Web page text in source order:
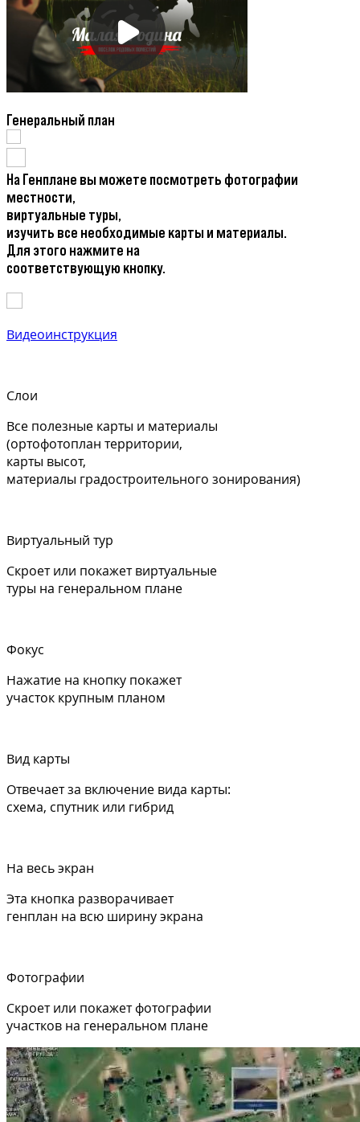
Генеральный план
На Генплане вы можете посмотреть фотографии
местности,
виртуальные туры,
изучить все необходимые карты и материалы.
Для этого нажмите на
соответствующую кнопку.
Видеоинструкция
Слои
Все полезные карты и материалы
(ортофотоплан территории,
карты высот,
материалы градостроительного зонирования)
Виртуальный тур
Скроет или покажет виртуальные
туры на генеральном плане
Фокус
Нажатие на кнопку покажет
участок крупным планом
Вид карты
Отвечает за включение вида карты:
схема, спутник или гибрид
На весь экран
Эта кнопка разворачивает
генплан на всю ширину экрана
Фотографии
Скроет или покажет фотографии
участков на генеральном плане